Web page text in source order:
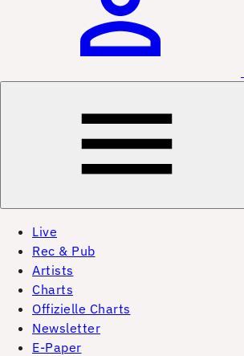
Live
Rec & Pub
Artists
Charts
Offizielle Charts
Newsletter
E-Paper